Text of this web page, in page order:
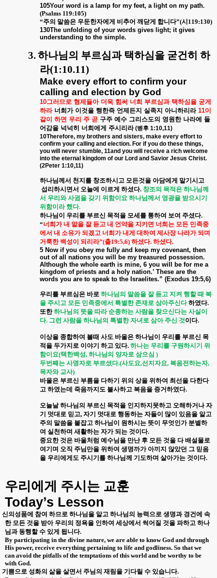
105Your word is a lamp for my feet, a light on my path.
(Psalms 119:105)
“주의 말씀은 우둔한자에게 비추어 깨닫게 합니다”(시 119:130)
130The unfolding of your words gives light; it gives
understanding to the simple.
3.하나님의 부르심과 택하심을 굳건히 하
라(1:10.11)
Make every effort to confirm your
calling and election by God
10그러므로 형제들아 더욱 힘써 너희 부르심과 택하심을 굳게
하라 너희가 이것을 행한즉 언제든지 실족지 아니하리라11이
같이 하면 우리 주 곧 구주 예수 그리스도의 영원한 나라에 들
어감을 넉넉히 너희에게 주시리라 (벧후 1:10,11)
10Therefore, my brothers and sisters, make every effort to
confirm your calling and election. For if you do these things,
you will never stumble, 11and you will receive a rich welcome
into the eternal kingdom of our Lord and Savior Jesus Christ.
(2Peter 1:10,11)
하나님께서 천지를 창조하시고 모든것을 아담에게 맡기시고
섭리하시면서 오늘에 이르게 하셨다. 창조의 목적은 하나님께
서 우리와 사귐을 갖기 위함이요 하나님께서 영광을 받으시기
위함이라 했다.
하나님이 우리를 부르신 목적을 모세를 통하여 보여 주셨다.
“너희가 내 말을 잘 듣고 내 언약을 지키면 너희는 모든 민족중
에서 내 소유가 되겠고 너희가 내게 대하여 제사장 나라가 되며
거룩한 백성이 되리라”(출19:5,6) 하셨다. 하셨다.
5 Now if you obey me fully and keep my covenant, then
out of all nations you will be my treasured possession.
Although the whole earth is mine, 6 you will be for me a
kingdom of priests and a holy nation.’ These are the
words you are to speak to the Israelites.” (Exodus 19:5,6)
우리를 부르심은 바로 하나님의 말씀을 잘 듣고 지켜 행할 때 복
을 주시고 모든 민족중에서 특별한 존재로 삼아주신다하였다.
또한하나님의 뜻을 따라 순종하는 사람을 찾으신다는 사실이
다. 그런 사람을 하나님의 특별한 자녀로 삼아 주신 것이다.
이상을 종합하여 볼때 사도 바울은 하나님이 우리를 부르신 목
적을 두가지로 이야기 하고 있다. 하나는 우리를 구원하시기 위
함이요(택한백성, 하나님의 양자로 삼으심 )
두번째는 사명자로 부르셨다.(사도요,선지자요, 복음전하는자,
목자와 교사)
바울은 부르신 부름을 다하기 위의 상을 위하여 최선을 다한다
고 하였는데 죽음까지도 불사하고 복음을 증거하였다.
오늘날 하나님의 부르신 목적을 인지하지못하고 오해하거나 자
기 멋대로 믿고, 자기 멋대로 행동하는 자들이 많이 있음을 알고
주의 말씀을 붙잡고 하나님이 원하시는 뜻이 무엇인가 분별하
여 실천하며 새활하는 자가 되는 것이다.
중요한 것은 바울처럼 예수님을 만난 후 모든 것을 다 배설물로
여기며 오직 주님만을 위하여 생명까가 아끼지 않았던 그 믿음
을 우리에게도 주시기를 하나님께 기도하며 살아가는 것이다.
우리에게 주시는 교훈
Today’s Lesson
신의성품에 참여 하므로 하나님을 알고 하나님의 능력으로 생명과 경건에 속
한 모든 것을 받아 우리의 정욕을 인하여 세상에서 썩어질 것을 파하고 하나
님과 동행할 수 있게 됩니다.
By participating in the divine nature, we are able to know God and through
His power, receive everything pertaining to life and godliness. So that we
can avoid the pitfalls of the temptations of this world and be worthy to be
with God.
기쁨으로 성화의 삶을 살면서 주님의 재림을 기다릴 수 있습니다.